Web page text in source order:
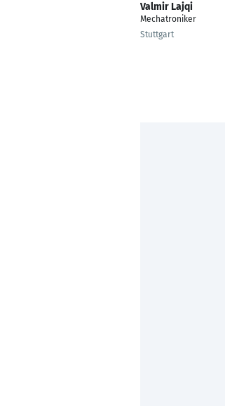
Valmir Lajqi
Mechatroniker
Stuttgart